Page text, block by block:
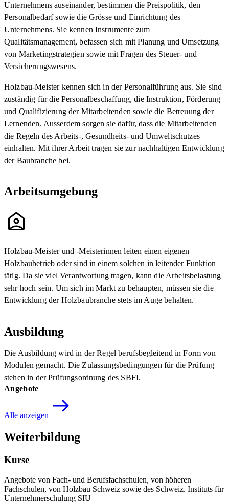
Unternehmens auseinander, bestimmen die Preispolitik, den
Personalbedarf sowie die Grösse und Einrichtung des
Unternehmens. Sie kennen Instrumente zum
Qualitätsmanagement, befassen sich mit Planung und Umsetzung
von Marketingstrategien sowie mit Fragen des Steuer- und
Versicherungswesens.
Holzbau-Meister kennen sich in der Personalführung aus. Sie sind
zuständig für die Personalbeschaffung, die Instruktion, Förderung
und Qualifizierung der Mitarbeitenden sowie die Betreuung der
Lernenden. Ausserdem sorgen sie dafür, dass die Mitarbeitenden
die Regeln des Arbeits-, Gesundheits- und Umweltschutzes
einhalten. Mit ihrer Arbeit tragen sie zur nachhaltigen Entwicklung
der Baubranche bei.
Arbeitsumgebung
Holzbau-Meister und -Meisterinnen leiten einen eigenen
Holzbaubetrieb oder sind in einem solchen in leitender Funktion
tätig. Da sie viel Verantwortung tragen, kann die Arbeitsbelastung
sehr hoch sein. Um sich im Markt zu behaupten, müssen sie die
Entwicklung der Holzbaubranche stets im Auge behalten.
Ausbildung
Die Ausbildung wird in der Regel berufsbegleitend in Form von
Modulen gemacht. Die Zulassungsbedingungen für die Prüfung
stehen in der Prüfungsordnung des SBFI.
Angebote
Alle anzeigen
Weiterbildung
Kurse
Angebote von Fach- und Berufsfachschulen, von höheren
Fachschulen, von Holzbau Schweiz sowie des Schweiz. Instituts für
Unternehmerschulung SIU